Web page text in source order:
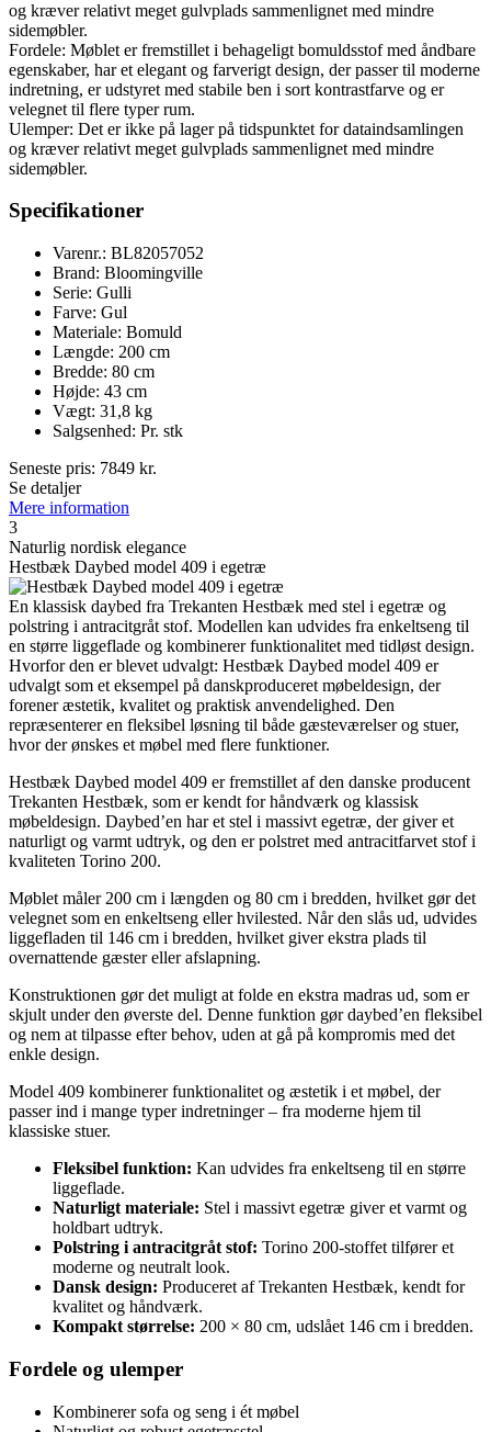
og kræver relativt meget gulvplads sammenlignet med mindre
sidemøbler.
Fordele: Møblet er fremstillet i behageligt bomuldsstof med åndbare
egenskaber, har et elegant og farverigt design, der passer til moderne
indretning, er udstyret med stabile ben i sort kontrastfarve og er
velegnet til flere typer rum.
Ulemper: Det er ikke på lager på tidspunktet for dataindsamlingen
og kræver relativt meget gulvplads sammenlignet med mindre
sidemøbler.
Specifikationer
Varenr.: BL82057052
Brand: Bloomingville
Serie: Gulli
Farve: Gul
Materiale: Bomuld
Længde: 200 cm
Bredde: 80 cm
Højde: 43 cm
Vægt: 31,8 kg
Salgsenhed: Pr. stk
Seneste pris: 7849 kr.
Se detaljer
Mere information
3
Naturlig nordisk elegance
Hestbæk Daybed model 409 i egetræ
En klassisk daybed fra Trekanten Hestbæk med stel i egetræ og
polstring i antracitgråt stof. Modellen kan udvides fra enkeltseng til
en større liggeflade og kombinerer funktionalitet med tidløst design.
Hvorfor den er blevet udvalgt: Hestbæk Daybed model 409 er
udvalgt som et eksempel på danskproduceret møbeldesign, der
forener æstetik, kvalitet og praktisk anvendelighed. Den
repræsenterer en fleksibel løsning til både gæsteværelser og stuer,
hvor der ønskes et møbel med flere funktioner.
Hestbæk Daybed model 409 er fremstillet af den danske producent
Trekanten Hestbæk, som er kendt for håndværk og klassisk
møbeldesign. Daybed’en har et stel i massivt egetræ, der giver et
naturligt og varmt udtryk, og den er polstret med antracitfarvet stof i
kvaliteten Torino 200.
Møblet måler 200 cm i længden og 80 cm i bredden, hvilket gør det
velegnet som en enkeltseng eller hvilested. Når den slås ud, udvides
liggefladen til 146 cm i bredden, hvilket giver ekstra plads til
overnattende gæster eller afslapning.
Konstruktionen gør det muligt at folde en ekstra madras ud, som er
skjult under den øverste del. Denne funktion gør daybed’en fleksibel
og nem at tilpasse efter behov, uden at gå på kompromis med det
enkle design.
Model 409 kombinerer funktionalitet og æstetik i et møbel, der
passer ind i mange typer indretninger – fra moderne hjem til
klassiske stuer.
Fleksibel funktion: Kan udvides fra enkeltseng til en større
liggeflade.
Naturligt materiale: Stel i massivt egetræ giver et varmt og
holdbart udtryk.
Polstring i antracitgråt stof: Torino 200-stoffet tilfører et
moderne og neutralt look.
Dansk design: Produceret af Trekanten Hestbæk, kendt for
kvalitet og håndværk.
Kompakt størrelse: 200 × 80 cm, udslået 146 cm i bredden.
Fordele og ulemper
Kombinerer sofa og seng i ét møbel